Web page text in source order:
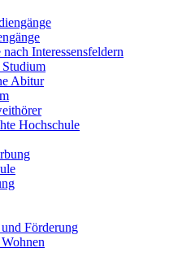
nach Interessensfeldern
Abitur
Hochschule
Förderung